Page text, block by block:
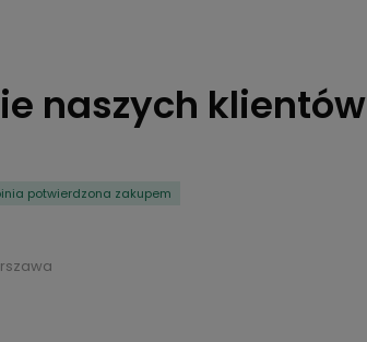
naszych klientów
potwierdzona zakupem